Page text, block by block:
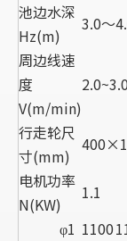
池边水深
Hz(m)
3.0～
周边线速
度
V(m/min)
2.0~3.0
行走轮尺
寸(mm)
电机功率
N(KW)
1.1
φ1 1100